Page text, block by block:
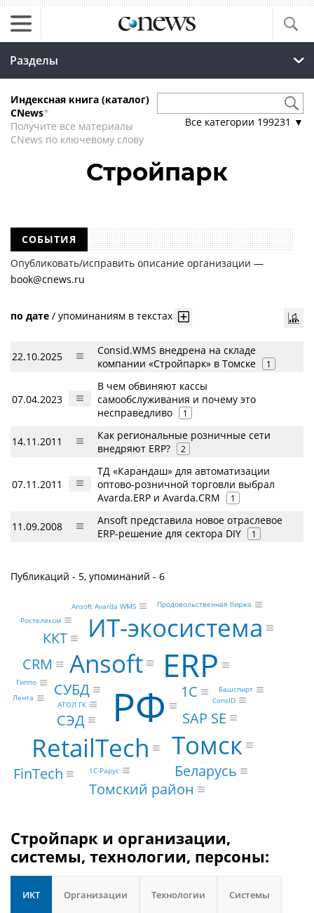
Разделы
Индексная книга (каталог)
CNews*
Получите все материалы
CNews по ключевому слову
Все категории 199231 ▼
Стройпарк
СОБЫТИЯ
Опубликовать/исправить описание организации —
book@cnews.ru
по дате / упоминаниям в текстах
22.10.2025
Consid.WMS внедрена на складе
компании «Стройпарк» в Томске
1
07.04.2023
В чем обвиняют кассы
самообслуживания и почему это
несправедливо
1
14.11.2011
Как региональные розничные сети
внедряют ERP?
2
07.11.2011
ТД «Карандаш» для автоматизации
оптово-розничной торговли выбрал
Avarda.ERP и Avarda.CRM
1
11.09.2008
Ansoft представила новое отраслевое
ERP-решение для сектора DIY
1
Публикаций - 5, упоминаний - 6
РФ
ERP
Ansoft
RetailTech
ИТ-экосистема
Томск
SAP SE
1С
СУБД
СЭД
ККТ
CRM
FinTech
Беларусь
Томский район
АТОЛ ГК
1С-Рарус
ConsID
Ростелеком
Башспирт
Продовольственная биржа
Гиппо
Лента
Ansoft Avarda WMS
Стройпарк и организации,
системы, технологии, персоны:
ИКТ Организации Технологии Системы